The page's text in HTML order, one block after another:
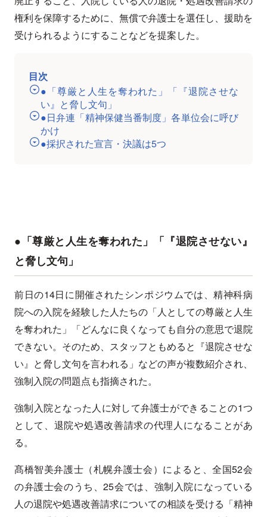
権利を保障するために、無償で弁護士を選任し、援助を
受けられるようにすることなどを提案した。
目次
●「尊厳と人生を奪われた」「『退院させな
い』と脅し文句」
●日弁連「精神保健当番制度」各単位会に呼び
かけ
●採択された宣言・決議は5つ
●「尊厳と人生を奪われた」「『退院させない』
と脅し文句」
前日の14日に開催されたシンポジウムでは、精神科病
院への入院を経験した人たちの「人としての尊厳と人生
を奪われた」「どんなに良くなっても自分の意思で退院
できない。そのため、スタッフともめると『退院させな
い』と脅し文句を言われる」などの声が複数紹介され、
強制入院の問題点も指摘された。
強制入院となった人に対して弁護士ができることの1つ
として、退院や処遇改善請求の代理人になることがあ
る。
髙橋智美弁護士（札幌弁護⼠会）によると、全国52会
の弁護士会のうち、25会では、強制入院になっている
人の退院や処遇改善請求についての相談を受ける「精神